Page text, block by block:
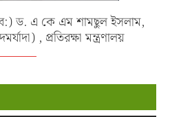
ড. এ কে এম শামছুল ইসলাম,
, প্রতিরক্ষা মন্ত্রণালয়